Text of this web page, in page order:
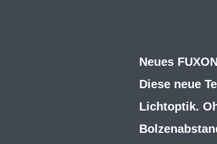
Neues
Diese neue
Lichtoptik.